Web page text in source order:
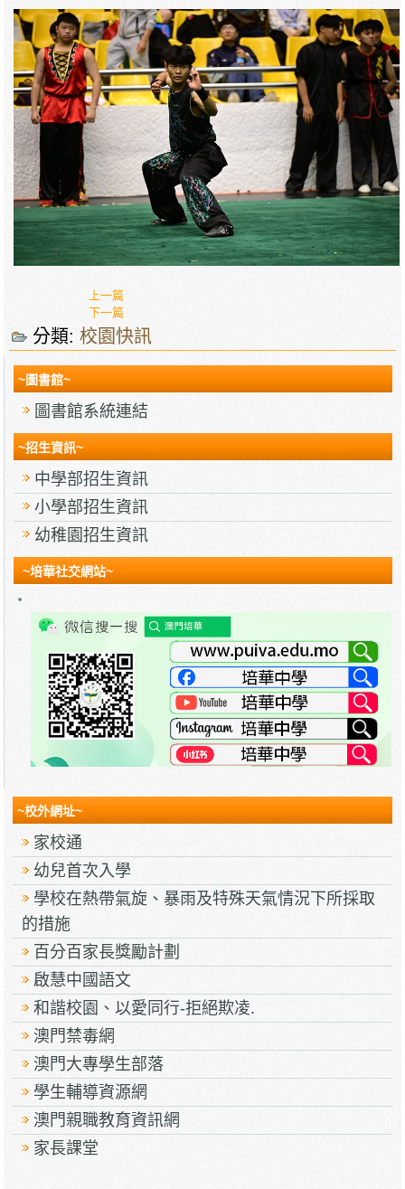
上一篇
下一篇
分類:校園快訊
~圖書館~
圖書館系統連結
~招生資訊~
中學部招生資訊
小學部招生資訊
幼稚園招生資訊
~培華社交網站~
~校外網址~
家校通
幼兒首次入學
學校在熱帶氣旋、暴雨及特殊天氣情況下所採取
的措施
百分百家長獎勵計劃
啟慧中國語文
和諧校園、以愛同行-拒絕欺凌.
澳門禁毒網
澳門大專學生部落
學生輔導資源網
澳門親職教育資訊網
家長課堂